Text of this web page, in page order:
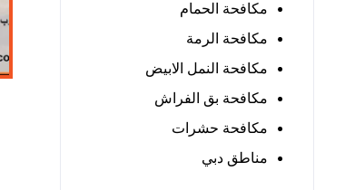
مكافحة الحمام
مكافحة الرمة
مكافحة النمل الابيض
مكافحة بق الفراش
مكافحة حشرات
مناطق دبي